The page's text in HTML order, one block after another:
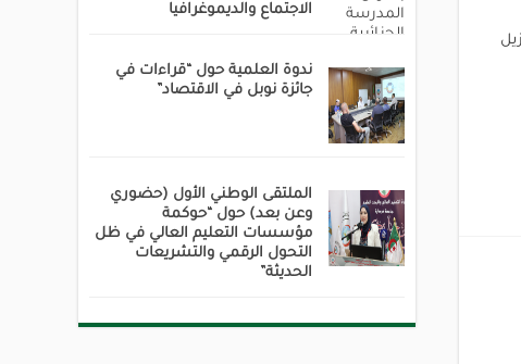
الاجتماع والديموغرافيا
ندوة العلمية حول “قراءات في
جائزة نوبل في الاقتصاد”
الملتقى الوطني الأول (حضوري
وعن بعد) حول “حوكمة
مؤسسات التعليم العالي في ظل
التحول الرقمي والتشريعات
الحديثة”